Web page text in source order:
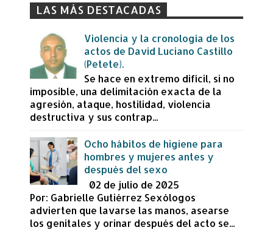
LAS MÁS DESTACADAS
Violencia y la cronología de los
actos de David Luciano Castillo
(Petete).
Se hace en extremo difícil, si no
imposible, una delimitación exacta de la
agresión, ataque, hostilidad, violencia
destructiva y sus contrap...
Ocho hábitos de higiene para
hombres y mujeres antes y
después del sexo
02 de julio de 2025
Por: Gabrielle Gutiérrez Sexólogos
advierten que lavarse las manos, asearse
los genitales y orinar después del acto se...